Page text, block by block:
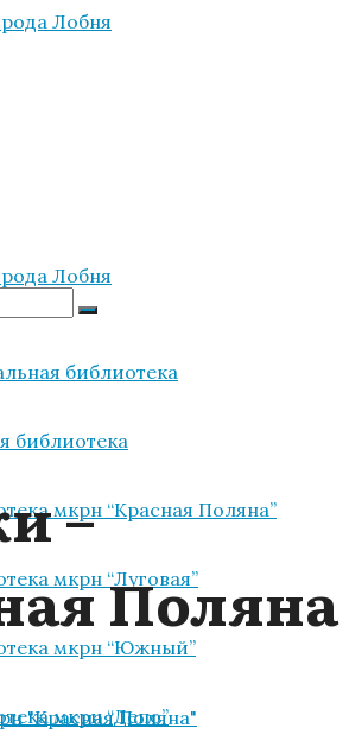
библиотека
библиотека
мкрн “Красная Поляна”
мкрн “Луговая”
мкрн “Южный”
мкрн “Депо”
–
Поляна
"Красная Поляна"